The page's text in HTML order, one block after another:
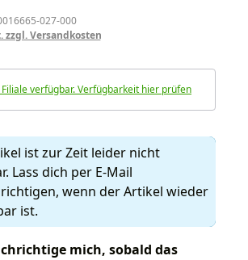
027-000
zzgl. Versandkosten
verfügbar. Verfügbarkeit hier prüfen
ist zur Zeit leider nicht
Lass dich per E-Mail
wenn der Artikel wieder
ist.
mich, sobald das